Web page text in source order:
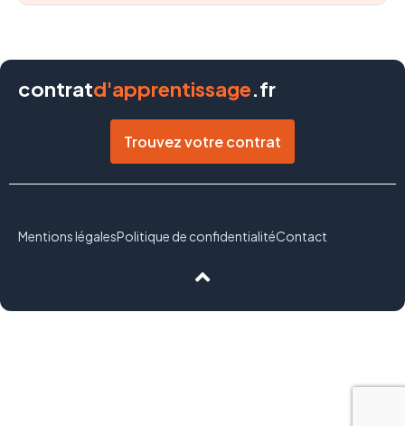
contratd'apprentissage.fr
Trouvez votre contrat
Mentions légalesPolitique de confidentialitéContact